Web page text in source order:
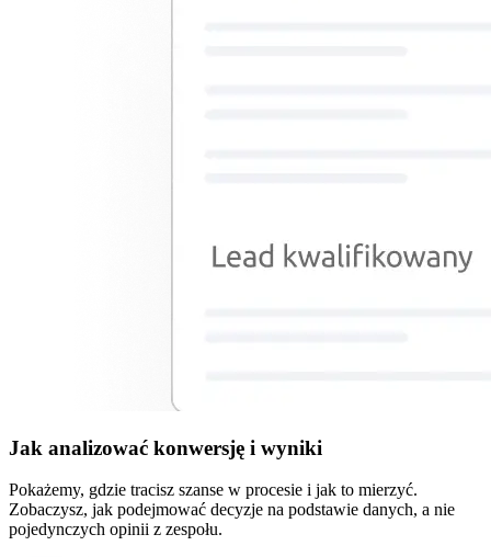
Jak analizować konwersję i wyniki
Pokażemy, gdzie tracisz szanse w procesie i jak to mierzyć.
Zobaczysz, jak podejmować decyzje na podstawie danych, a nie
pojedynczych opinii z zespołu.